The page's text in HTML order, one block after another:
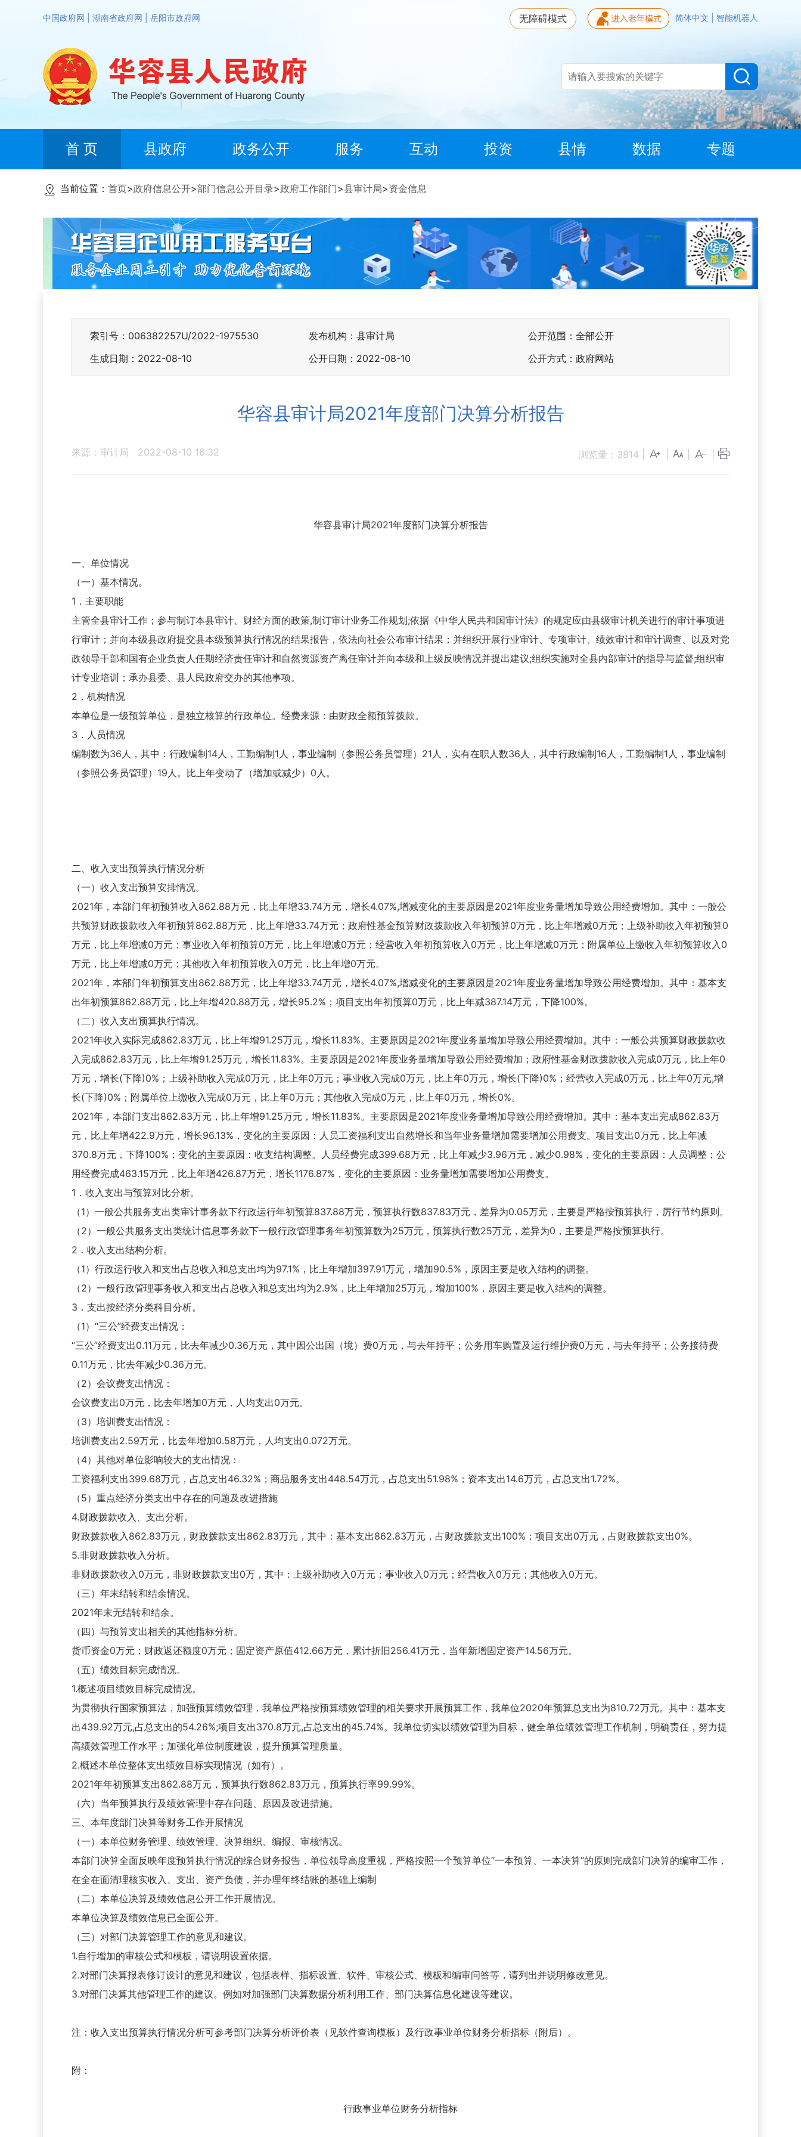
中国政府网 湖南省政府网 岳阳市政府网 简体中文 智能机器人
无障碍模式
首 页 县政府 政务公开 服务 互动 投资 县情 数据 专题
当前位置： 首页>政府信息公开>部门信息公开目录>政府工作部门>县审计局>资金信息
索引号：006382257U/2022-1975530 发布机构：县审计局
公开范围：全部公开
生成日期：2022-08-10
公开日期：2022-08-10 公开方式：政府网站
华容县审计局2021年度部门决算分析报告
来源：审计局 2022-08-10 16:32 浏览量： 3814
华容县审计局2021年度部门决算分析报告
一、单位情况
（一）基本情况。
1．主要职能
主管全县审计工作；参与制订本县审计、财经方面的政策,制订审计业务工作规划;依据《中华人民共和国审计法》的规定应由县级审计机关进行的审计事项进
行审计；并向本级县政府提交县本级预算执行情况的结果报告，依法向社会公布审计结果；并组织开展行业审计、专项审计、绩效审计和审计调查、以及对党
政领导干部和国有企业负责人任期经济责任审计和自然资源资产离任审计并向本级和上级反映情况并提出建议;组织实施对全县内部审计的指导与监督;组织审
计专业培训；承办县委、县人民政府交办的其他事项。
2．机构情况
本单位是一级预算单位，是独立核算的行政单位。经费来源：由财政全额预算拨款。
3．人员情况
编制数为36人，其中：行政编制14人，工勤编制1人，事业编制（参照公务员管理）21人，实有在职人数36人，其中行政编制16人，工勤编制1人，事业编制
（参照公务员管理）19人。比上年变动了（增加或减少）0人。
二、收入支出预算执行情况分析
（一）收入支出预算安排情况。
2021年，本部门年初预算收入862.88万元，比上年增33.74万元，增长4.07%,增减变化的主要原因是2021年度业务量增加导致公用经费增加。其中：一般公
共预算财政拨款收入年初预算862.88万元，比上年增33.74万元；政府性基金预算财政拨款收入年初预算0万元，比上年增减0万元；上级补助收入年初预算0
万元，比上年增减0万元；事业收入年初预算0万元，比上年增减0万元；经营收入年初预算收入0万元，比上年增减0万元；附属单位上缴收入年初预算收入0
万元，比上年增减0万元；其他收入年初预算收入0万元，比上年增0万元。
2021年，本部门年初预算支出862.88万元，比上年增33.74万元，增长4.07%,增减变化的主要原因是2021年度业务量增加导致公用经费增加。其中：基本支
出年初预算862.88万元，比上年增420.88万元，增长95.2%；项目支出年初预算0万元，比上年减387.14万元，下降100%。
（二）收入支出预算执行情况。
2021年收入实际完成862.83万元，比上年增91.25万元，增长11.83%。主要原因是2021年度业务量增加导致公用经费增加。其中：一般公共预算财政拨款收
入完成862.83万元，比上年增91.25万元，增长11.83%。主要原因是2021年度业务量增加导致公用经费增加；政府性基金财政拨款收入完成0万元，比上年0
万元，增长(下降)0%；上级补助收入完成0万元，比上年0万元；事业收入完成0万元，比上年0万元，增长(下降)0%；经营收入完成0万元，比上年0万元,增
长(下降)0%；附属单位上缴收入完成0万元，比上年0万元；其他收入完成0万元，比上年0万元，增长0%。
2021年，本部门支出862.83万元，比上年增91.25万元，增长11.83%。主要原因是2021年度业务量增加导致公用经费增加。其中：基本支出完成862.83万
元，比上年增422.9万元，增长96.13%，变化的主要原因：人员工资福利支出自然增长和当年业务量增加需要增加公用费支。项目支出0万元，比上年减
370.8万元，下降100%；变化的主要原因：收支结构调整。人员经费完成399.68万元，比上年减少3.96万元，减少0.98%，变化的主要原因：人员调整；公
用经费完成463.15万元，比上年增426.87万元，增长1176.87%，变化的主要原因：业务量增加需要增加公用费支。
1．收入支出与预算对比分析。
（1）一般公共服务支出类审计事务款下行政运行年初预算837.88万元，预算执行数837.83万元，差异为0.05万元，主要是严格按预算执行，厉行节约原则。
（2）一般公共服务支出类统计信息事务款下一般行政管理事务年初预算数为25万元，预算执行数25万元，差异为0，主要是严格按预算执行。
2．收入支出结构分析。
（1）行政运行收入和支出占总收入和总支出均为97.1%，比上年增加397.91万元，增加90.5%，原因主要是收入结构的调整。
（2）一般行政管理事务收入和支出占总收入和总支出均为2.9%，比上年增加25万元，增加100%，原因主要是收入结构的调整。
3．支出按经济分类科目分析。
（1）“三公”经费支出情况：
“三公”经费支出0.11万元，比去年减少0.36万元，其中因公出国（境）费0万元，与去年持平；公务用车购置及运行维护费0万元，与去年持平；公务接待费
0.11万元，比去年减少0.36万元。
（2）会议费支出情况：
会议费支出0万元，比去年增加0万元，人均支出0万元。
（3）培训费支出情况：
培训费支出2.59万元，比去年增加0.58万元，人均支出0.072万元。
（4）其他对单位影响较大的支出情况：
工资福利支出399.68万元，占总支出46.32%；商品服务支出448.54万元，占总支出51.98%；资本支出14.6万元，占总支出1.72%。
（5）重点经济分类支出中存在的问题及改进措施
4.财政拨款收入、支出分析。
财政拨款收入862.83万元，财政拨款支出862.83万元，其中：基本支出862.83万元，占财政拨款支出100%；项目支出0万元，占财政拨款支出0%。
5.非财政拨款收入分析。
非财政拨款收入0万元，非财政拨款支出0万，其中：上级补助收入0万元；事业收入0万元；经营收入0万元；其他收入0万元。
（三）年末结转和结余情况。
2021年末无结转和结余。
（四）与预算支出相关的其他指标分析。
货币资金0万元；财政返还额度0万元；固定资产原值412.66万元，累计折旧256.41万元，当年新增固定资产14.56万元。
（五）绩效目标完成情况。
1.概述项目绩效目标完成情况。
为贯彻执行国家预算法，加强预算绩效管理，我单位严格按预算绩效管理的相关要求开展预算工作，我单位2020年预算总支出为810.72万元。其中：基本支
出439.92万元,占总支出的54.26%;项目支出370.8万元,占总支出的45.74%。我单位切实以绩效管理为目标，健全单位绩效管理工作机制，明确责任，努力提
高绩效管理工作水平；加强化单位制度建设，提升预算管理质量。
2.概述本单位整体支出绩效目标实现情况（如有）。
2021年年初预算支出862.88万元，预算执行数862.83万元，预算执行率99.99%。
（六）当年预算执行及绩效管理中存在问题、原因及改进措施。
三、本年度部门决算等财务工作开展情况
（一）本单位财务管理、绩效管理、决算组织、编报、审核情况。
本部门决算全面反映年度预算执行情况的综合财务报告，单位领导高度重视，严格按照一个预算单位“一本预算、一本决算”的原则完成部门决算的编审工作，
在全在面清理核实收入、支出、资产负债，并办理年终结账的基础上编制
（二）本单位决算及绩效信息公开工作开展情况。
本单位决算及绩效信息已全面公开。
（三）对部门决算管理工作的意见和建议。
1.自行增加的审核公式和模板，请说明设置依据。
2.对部门决算报表修订设计的意见和建议，包括表样、指标设置、软件、审核公式、模板和编审问答等，请列出并说明修改意见。
3.对部门决算其他管理工作的建议。例如对加强部门决算数据分析利用工作、部门决算信息化建设等建议。
注：收入支出预算执行情况分析可参考部门决算分析评价表（见软件查询模板）及行政事业单位财务分析指标（附后）。
附：
行政事业单位财务分析指标